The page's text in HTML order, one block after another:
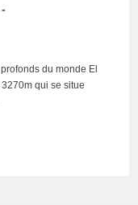
du monde El
qui se situe